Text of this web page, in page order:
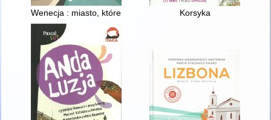
Wenecja : miasto, któremu się powodzi Korsyka